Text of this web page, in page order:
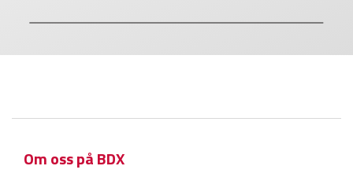
Om oss på BDX